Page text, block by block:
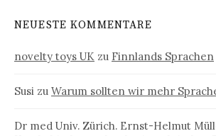
NEUESTE KOMMENTARE
novelty toys UK zu Finnlands Sprachen
Susi zu Warum sollten wir mehr
Dr med Univ. Zürich. Ernst-Helmut